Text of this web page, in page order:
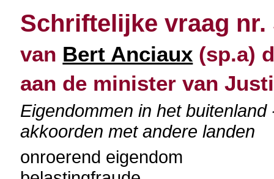
Schriftelijke vraag nr.
van Bert Anciaux (sp.a)
aan de minister van
Eigendommen in het
akkoorden met andere landen
onroerend eigendom